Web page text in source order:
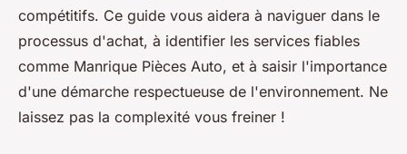
compétitifs. Ce guide vous aidera à naviguer dans le
processus d'achat, à identifier les services fiables
comme Manrique Pièces Auto, et à saisir l'importance
d'une démarche respectueuse de l'environnement. Ne
laissez pas la complexité vous freiner !